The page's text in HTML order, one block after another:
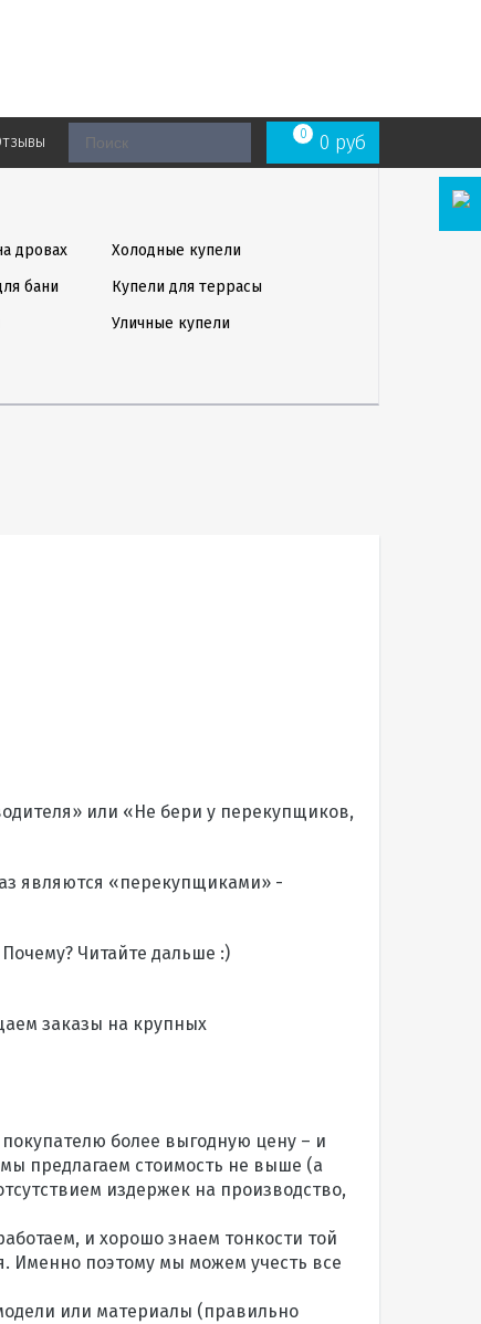
0 0 руб
дровах
Холодные купели
бани
Купели для террасы
Уличные купели
или «Не бери у перекупщиков,
являются «перекупщиками» -
Читайте дальше :)
заказы на крупных
более выгодную цену – и
предлагаем стоимость не выше (а
издержек на производство,
и хорошо знаем тонкости той
Именно поэтому мы можем учесть все
или материалы (правильно